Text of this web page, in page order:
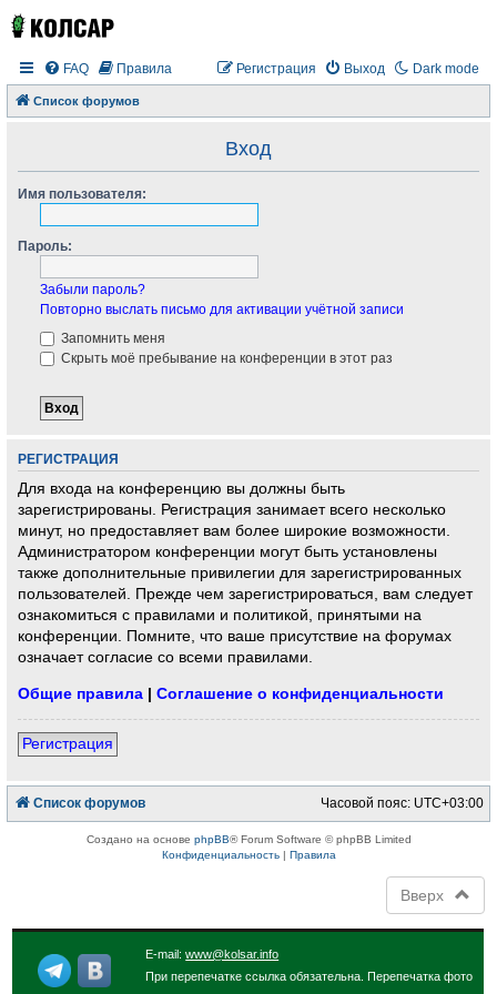
Dark mode
FAQ Правила Выход
Регистрация
Список форумов
Вход
Имя пользователя:
Пароль:
Забыли пароль?
Повторно выслать письмо для активации учётной записи
Запомнить меня
Скрыть моё пребывание на конференции в этот раз
РЕГИСТРАЦИЯ
Для входа на конференцию вы должны быть
зарегистрированы. Регистрация занимает всего несколько
минут, но предоставляет вам более широкие возможности.
Администратором конференции могут быть установлены
также дополнительные привилегии для зарегистрированных
пользователей. Прежде чем зарегистрироваться, вам следует
ознакомиться с правилами и политикой, принятыми на
конференции. Помните, что ваше присутствие на форумах
означает согласие со всеми правилами.
Общие правила |Соглашение о конфиденциальности
Регистрация
Список форумов Часовой пояс: UTC+03:00
Создано на основе phpBB® Forum Software © phpBB Limited
Конфиденциальность| Правила
Вверх
E-mail:www@kolsar.info
При перепечатке ссылка обязательна. Перепечатка фото